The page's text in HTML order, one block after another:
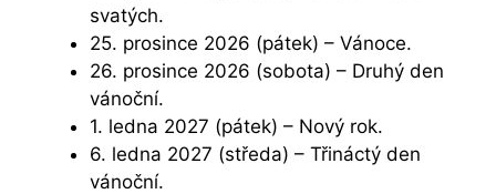
svatých.
25. prosince 2026 (pátek) – Vánoce.
26. prosince 2026 (sobota) – Druhý den
vánoční.
1. ledna 2027 (pátek) – Nový rok.
6. ledna 2027 (středa) – Třináctý den
vánoční.